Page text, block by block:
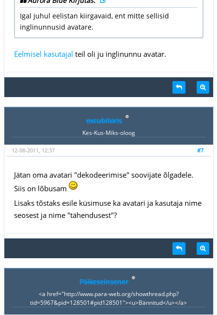
Igal juhul eelistan kiirgavaid, ent mitte sellisid
inglinunnusid avatare.
Eelmisel kasutajal teil oli ju inglinunnu avatar.
excubitoris
Kes-Kus-Miks-oloog
#7
12-08-2011, 12:37
Jätan oma avatari "dekodeerimise" soovijate õlgadele.
Siis on lõbusam
Lisaks tõstaks esile küsimuse ka avatari ja kasutaja nime
seosest ja nime "tähendusest"?
Päikeseinsener
<a href="http://www.para-web.org/showthread.php?
tid=5967&pid=128501#pid128501"><u>Bännitud</u></a>